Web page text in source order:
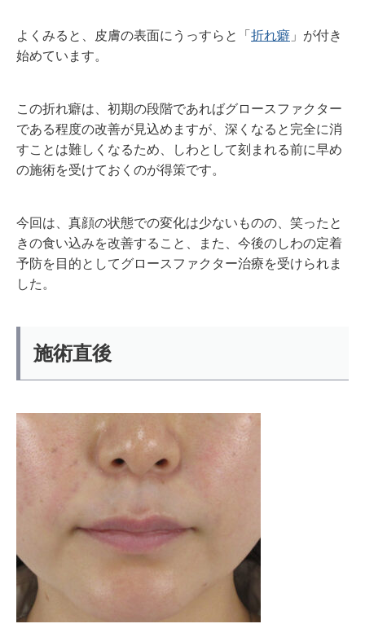
よくみると、皮膚の表面にうっすらと「 折れ癖 」が付き
始めています。
この折れ癖は、初期の段階であればグロースファクター
である程度の改善が見込めますが、深くなると完全に消
すことは難しくなるため、しわとして刻まれる前に早め
の施術を受けておくのが得策です。
今回は、真顔の状態での変化は少ないものの、笑ったと
きの食い込みを改善すること、また、今後のしわの定着
予防を目的としてグロースファクター治療を受けられま
した。
施術直後